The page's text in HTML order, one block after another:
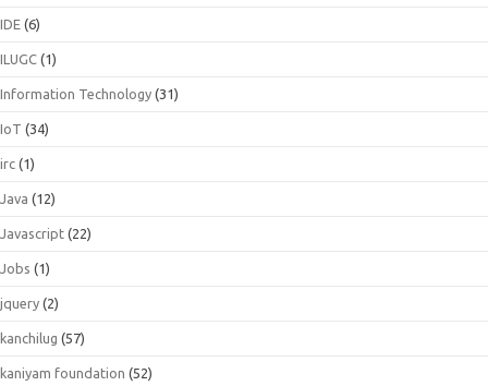
IDE (6)
ILUGC (1)
Information Technology (31)
IoT (34)
irc (1)
Java (12)
Javascript (22)
Jobs (1)
jquery (2)
kanchilug (57)
kaniyam foundation (52)